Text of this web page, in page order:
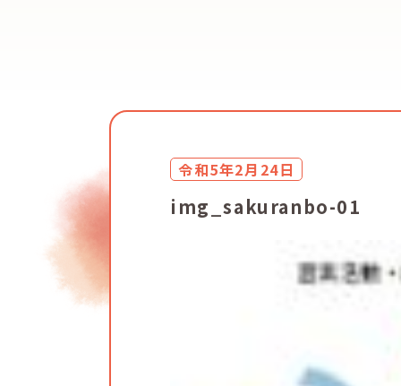
令和5年2月24日
img_sakuranbo-01